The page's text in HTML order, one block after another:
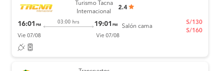
Turismo Tacna
Internacional
2.4
16:01 PM
03:00 hrs 19:01 PM
Vie 07/08 Vie 07/08
Salón cama
S/130
S/160